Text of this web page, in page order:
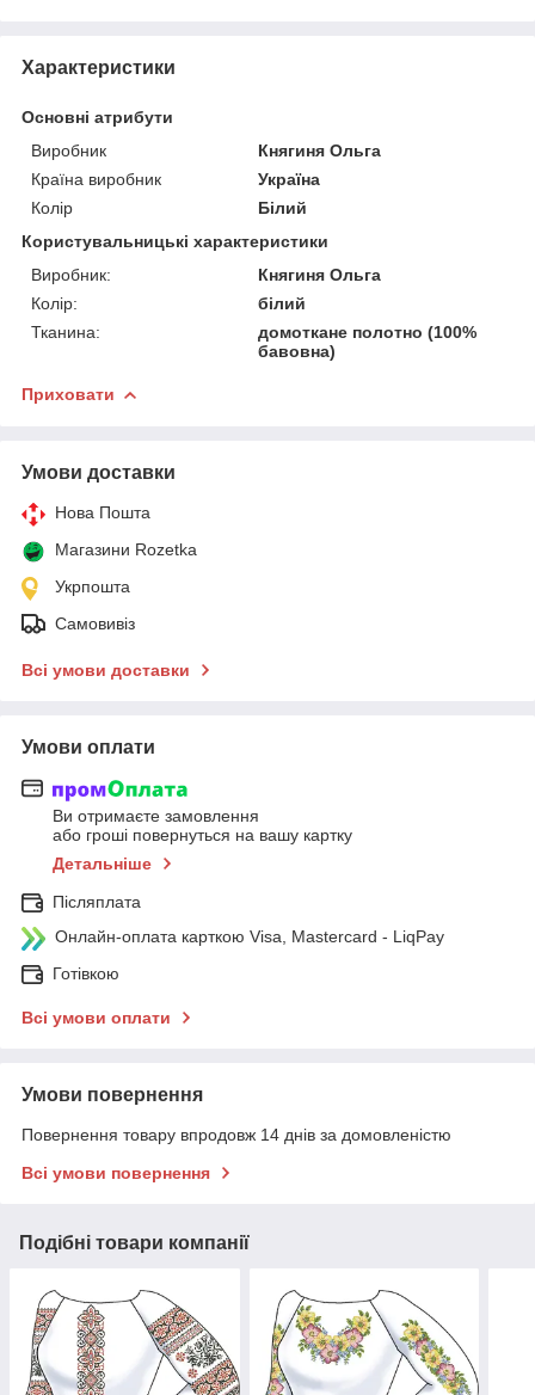
Характеристики
Основні атрибути
Виробник
Княгиня Ольга
Країна виробник
Україна
Колір
Білий
Користувальницькі характеристики
Виробник:
Княгиня Ольга
Колір:
білий
Тканина:
домоткане полотно (100%
бавовна)
Приховати
Умови доставки
Нова Пошта
Магазини Rozetka
Укрпошта
Самовивіз
Всі умови доставки
Умови оплати
Ви отримаєте замовлення
або гроші повернуться на вашу картку
Детальніше
Післяплата
Онлайн-оплата карткою Visa, Mastercard - LiqPay
Готівкою
Всі умови оплати
Умови повернення
Повернення товару впродовж 14 днів за домовленістю
Всі умови повернення
Подібні товари компанії